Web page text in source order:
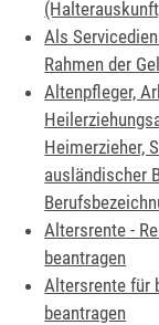
Als
Rahmen der
Altenpfleger,
Heimerzieher,
ausländischer
Altersrente -
beantragen
Altersrente für
beantragen